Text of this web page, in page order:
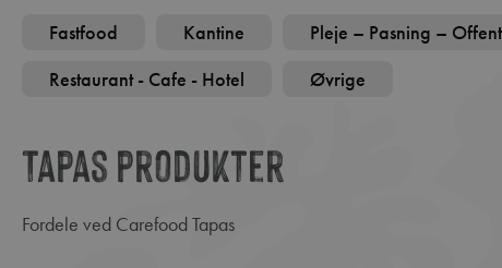
Fastfood Kantine
Pleje – Pasning –
Restaurant - Cafe - Hotel
Øvrige
Tapas produkter
Fordele ved Carefood Tapas